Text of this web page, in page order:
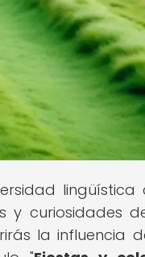
lingüística
y curiosidades
la influencia